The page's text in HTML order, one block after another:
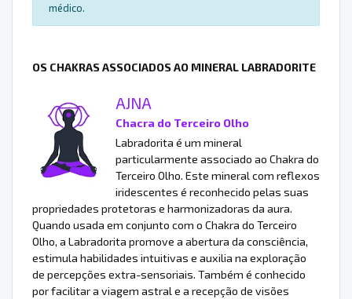
médico.
OS CHAKRAS ASSOCIADOS AO MINERAL LABRADORITE
AJNA
Chacra do Terceiro Olho
Labradorita é um mineral
particularmente associado ao Chakra do
Terceiro Olho. Este mineral com reflexos
iridescentes é reconhecido pelas suas
propriedades protetoras e harmonizadoras da aura.
Quando usada em conjunto com o Chakra do Terceiro
Olho, a Labradorita promove a abertura da consciência,
estimula habilidades intuitivas e auxilia na exploração
de percepções extra-sensoriais. Também é conhecido
por facilitar a viagem astral e a recepção de visões